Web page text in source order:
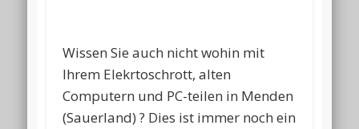
Wissen Sie auch nicht wohin mit
Ihrem Elekrtoschrott, alten
Computern und PC-teilen in Menden
(Sauerland) ? Dies ist immer noch ein